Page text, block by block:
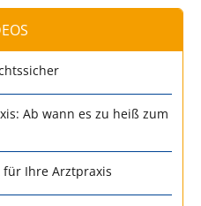
Ab wann es zu heiß zum
Ihre Arztpraxis